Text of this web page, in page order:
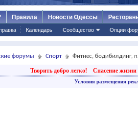
Календарь Сообщество Опции
Правила Новости Одессы
форумы Спорт Фитнес, бодибилдинг,
Творить добро легко! Спасение жизни
Условия размещения